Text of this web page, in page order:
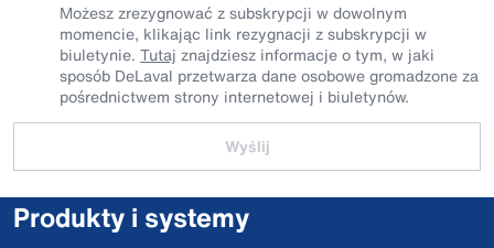
Możesz zrezygnować z subskrypcji w dowolnym
momencie, klikając link rezygnacji z subskrypcji w
biuletynie. Tutaj znajdziesz informacje o tym, w jaki
sposób DeLaval przetwarza dane osobowe gromadzone za
pośrednictwem strony internetowej i biuletynów.
Wyślij
Produkty i systemy